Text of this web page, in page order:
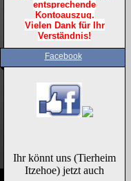
entsprechende
Kontoauszug.
Vielen Dank für Ihr
Verständnis!
Facebook
Ihr könnt uns (Tierheim
Itzehoe) jetzt auch